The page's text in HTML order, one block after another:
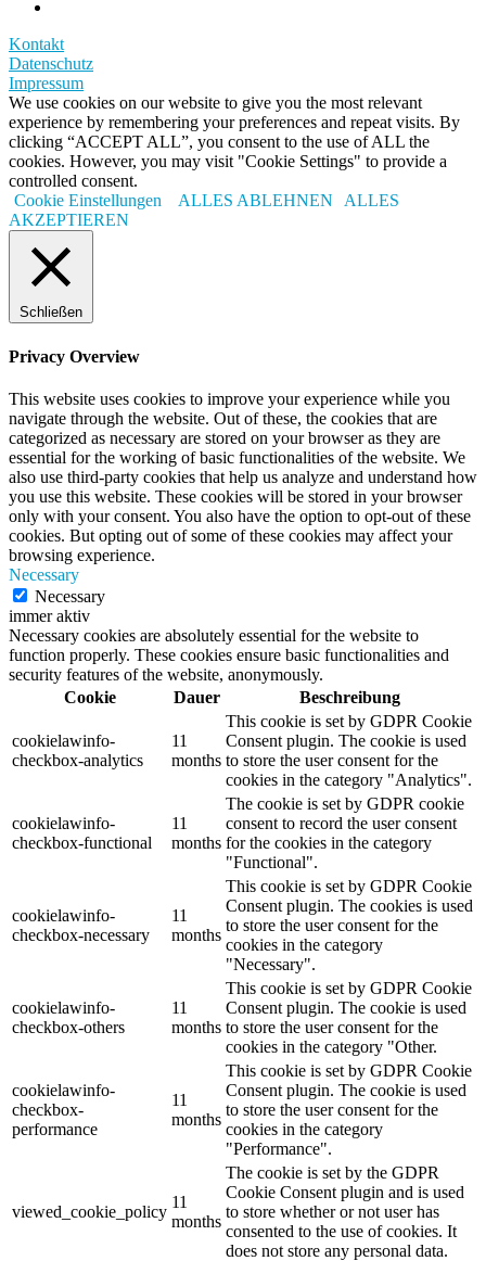
Kontakt
Datenschutz
Impressum
We use cookies on our website to give you the most relevant
experience by remembering your preferences and repeat visits. By
clicking “ACCEPT ALL”, you consent to the use of ALL the
cookies. However, you may visit "Cookie Settings" to provide a
controlled consent.
Cookie Einstellungen
ALLES ABLEHNEN
ALLES
AKZEPTIEREN
Schließen
Privacy Overview
This website uses cookies to improve your experience while you
navigate through the website. Out of these, the cookies that are
categorized as necessary are stored on your browser as they are
essential for the working of basic functionalities of the website. We
also use third-party cookies that help us analyze and understand how
you use this website. These cookies will be stored in your browser
only with your consent. You also have the option to opt-out of these
cookies. But opting out of some of these cookies may affect your
browsing experience.
Necessary
Necessary
immer aktiv
Necessary cookies are absolutely essential for the website to
function properly. These cookies ensure basic functionalities and
security features of the website, anonymously.
Cookie
Dauer Beschreibung
cookielawinfo-
checkbox-analytics
11
months
This cookie is set by GDPR Cookie
Consent plugin. The cookie is used
to store the user consent for the
cookies in the category "Analytics".
cookielawinfo-
checkbox-functional
11
months
The cookie is set by GDPR cookie
consent to record the user consent
for the cookies in the category
"Functional".
cookielawinfo-
checkbox-necessary
11
months
This cookie is set by GDPR Cookie
Consent plugin. The cookies is used
to store the user consent for the
cookies in the category
"Necessary".
cookielawinfo-
checkbox-others
11
months
This cookie is set by GDPR Cookie
Consent plugin. The cookie is used
to store the user consent for the
cookies in the category "Other.
cookielawinfo-
checkbox-
performance
11
months
This cookie is set by GDPR Cookie
Consent plugin. The cookie is used
to store the user consent for the
cookies in the category
"Performance".
viewed_cookie_policy
11
months
The cookie is set by the GDPR
Cookie Consent plugin and is used
to store whether or not user has
consented to the use of cookies. It
does not store any personal data.